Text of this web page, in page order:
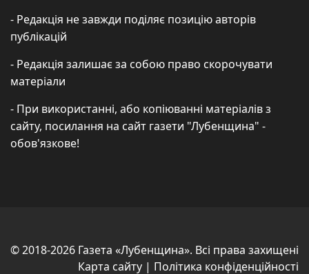
- Редакція не завжди поділяє позицію авторів
публікацій
- Редакція залишає за собою право скорочувати
матеріали
- При використанні, або копіюванні матеріалів з
сайту, посилання на сайт газети "Лубенщина" -
обов'язкове!
© 2018-2026 Газета «Лубенщина». Всі права захищені
Карта сайту | Політика конфіденційності